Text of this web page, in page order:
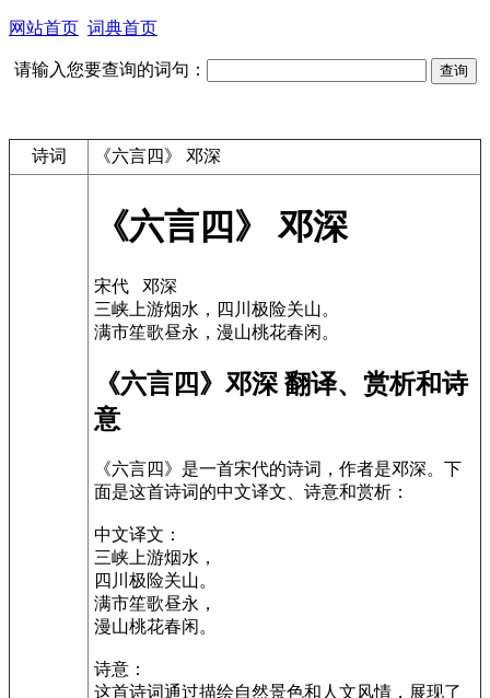
网站首页 词典首页
请输入您要查询的词句：
诗词 《六言四》 邓深
《六言四》 邓深
宋代 邓深
三峡上游烟水，四川极险关山。
满市笙歌昼永，漫山桃花春闲。
《六言四》邓深 翻译、赏析和诗
意
《六言四》是一首宋代的诗词，作者是邓深。下
面是这首诗词的中文译文、诗意和赏析：
中文译文：
三峡上游烟水，
四川极险关山。
满市笙歌昼永，
漫山桃花春闲。
诗意：
这首诗词通过描绘自然景色和人文风情，展现了